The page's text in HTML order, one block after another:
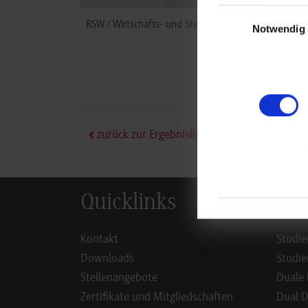
Notwendig
RSW / Wirtschafts- und Steuerrecht
KFUP
zurück zur Ergebnisliste
Quicklinks
Kontakt
Downloads
Stellenangebote
Zertifikate und Mitgliedschaften
Duale
Dual